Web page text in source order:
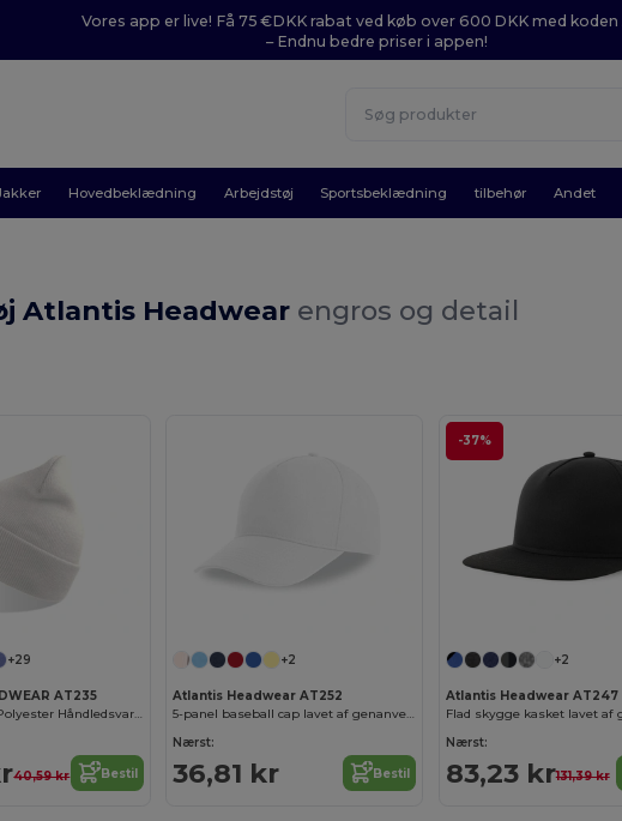
Vores app er live! Få 75 €DKK rabat ved køb over 600 DKK med koden
– Endnu bedre priser i appen!
Hovedbeklædning Arbejdstøj Sportsbeklædning tilbehør Andet
Atlantis Headwear engros og detail
+29
AT235
Genanvendelig Polyester Håndledsvarmer
40,59 kr Bestil
+2
Atlantis Headwear AT252
5-panel baseball cap lavet af genanvendt polyester
Nærst:
36,81 kr Bestil
-37%
+2
Atlantis Headwear AT247
Nærst:
83,23 kr131,39 kr